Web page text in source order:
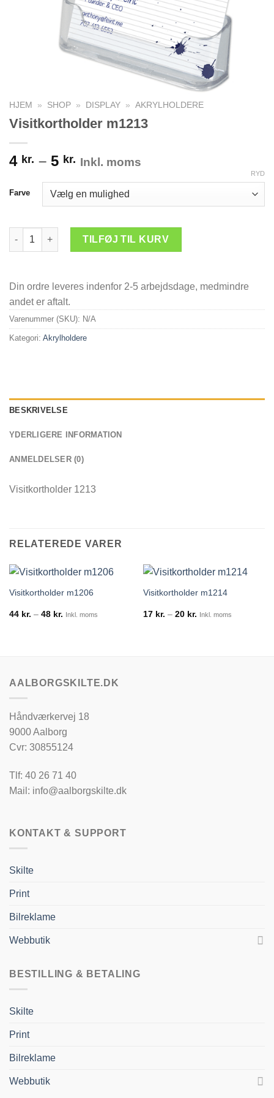
HJEM » SHOP » DISPLAY » AKRYLHOLDERE
Visitkortholder m1213
4 kr. – 5 kr. Prisinterval:
til
5 kr.
Inkl. moms
Farve
RYD
Visitkortholder m1213 antal
TILFØJ TIL KURV
Din ordre leveres indenfor 2-5 arbejdsdage, medmindre
andet er aftalt.
Varenummer (SKU): N/A
Kategori: Akrylholdere
BESKRIVELSE
YDERLIGERE INFORMATION
ANMELDELSER (0)
Visitkortholder 1213
RELATEREDE VARER
Visitkortholder m1206
44 kr. – 48 kr. Prisinterval:
Inkl. moms
Visitkortholder m1214
17 kr. – 20 kr. Prisinterval:
Inkl. moms
AALBORGSKILTE.DK
Håndværkervej 18
9000 Aalborg
Cvr: 30855124
Tlf: 40 26 71 40
Mail: info@aalborgskilte.dk
KONTAKT & SUPPORT
Skilte
Print
Bilreklame
Webbutik
BESTILLING & BETALING
Skilte
Print
Bilreklame
Webbutik